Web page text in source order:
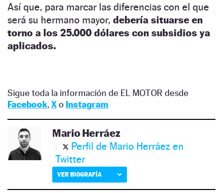
Así que, para marcar las diferencias con el que
será su hermano mayor, debería situarse en
torno a los 25.000 dólares con subsidios ya
aplicados.
Sigue toda la información de EL MOTOR desde
Facebook, Xo Instagram
Mario Herráez
Perfil de Mario Herráez en
Twitter
VER BIOGRAFÍA